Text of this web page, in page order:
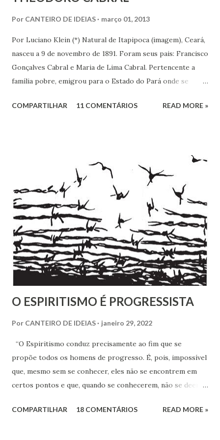
Por CANTEIRO DE IDEIAS março 01, 2013
Por Luciano Klein (*) Natural de Itapipoca (imagem), Ceará,
nasceu a 9 de novembro de 1891. Foram seus pais: Francisco
Gonçalves Cabral e Maria de Lima Cabral. Pertencente a
família pobre, emigrou para o Estado do Pará onde se
nos estudos, adquiriu conhecimentos gerais, notadamente
com rapidez e brilhantismo.
COMPARTILHAR 11 COMENTÁRIOS READ MORE »
O ESPIRITISMO É PROGRESSISTA
Por CANTEIRO DE IDEIAS janeiro 29, 2022
“O Espiritismo conduz precisamente ao fim que se
propõe todos os homens de progresso. É, pois, impossível
que, mesmo sem se conhecer, eles não se encontrem em
certos pontos e que, quando se conhecerem, não se deem -
inimigos comuns: os preconceitos sociais, a rotina, o
COMPARTILHAR 18 COMENTÁRIOS READ MORE »